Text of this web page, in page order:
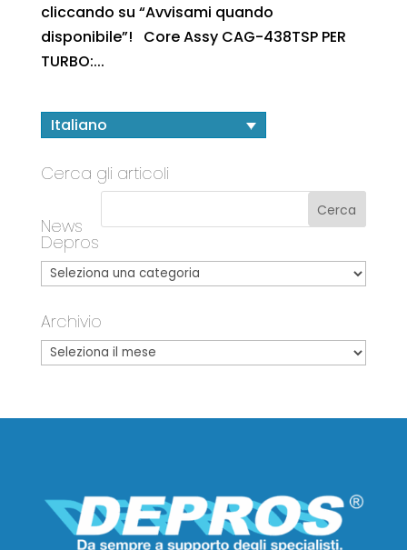
cliccando su “Avvisami quando
disponibile”! Core Assy CAG-438TSP PER
TURBO:...
Italiano
Cerca gli articoli
News
Depros
Archivio